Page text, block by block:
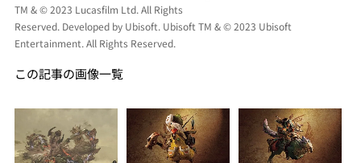
TM & © 2023 Lucasfilm Ltd. All Rights
Reserved. Developed by Ubisoft. Ubisoft TM & © 2023 Ubisoft
Entertainment. All Rights Reserved.
この記事の画像一覧